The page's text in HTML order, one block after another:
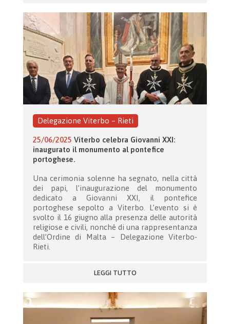
Delegazione Viterbo – Rieti
25/06/2025 Viterbo celebra Giovanni XXI:
inaugurato il monumento al pontefice
portoghese.
Una cerimonia solenne ha segnato, nella città
dei papi, l’inaugurazione del monumento
dedicato a Giovanni XXI, il pontefice
portoghese sepolto a Viterbo. L’evento si è
svolto il 16 giugno alla presenza delle autorità
religiose e civili, nonché di una rappresentanza
dell’Ordine di Malta – Delegazione Viterbo-
Rieti.
LEGGI TUTTO